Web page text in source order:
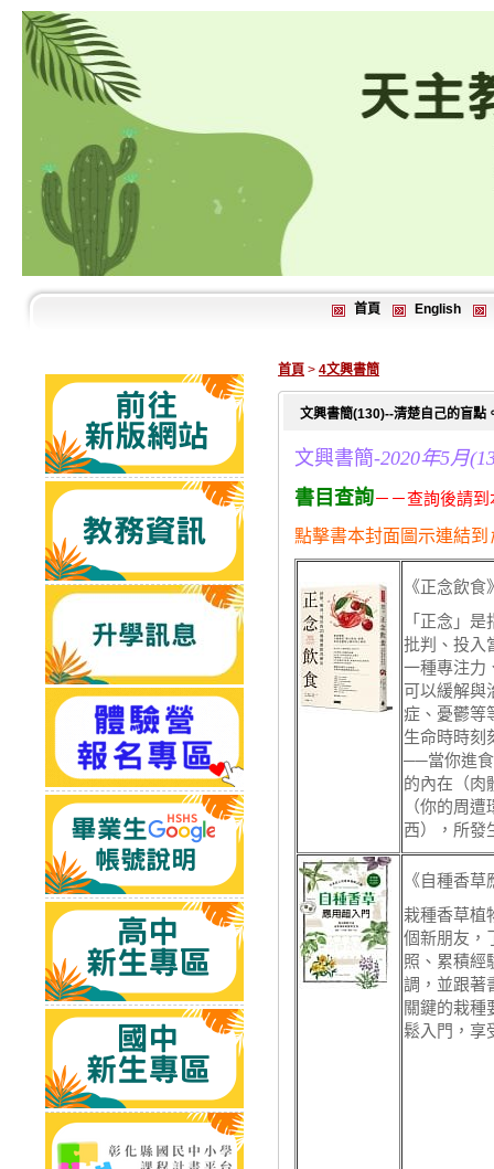
首頁 English
首頁 > 4文興書簡
文興書簡(130)--清楚自己的盲點
文興書簡-2020年5月
書目查詢－－查詢後請
點擊書本封面圖示連結到
《正念飲食
「正念」
批判、投入
一種專注力
可以緩解與
症、憂鬱等
生命時時刻
──當你進
的內在（肉
（你的周
西），所發
《自種香
栽種香草植
個新朋友，
照、累積經
調，並跟著
關鍵的栽種
鬆入門，享